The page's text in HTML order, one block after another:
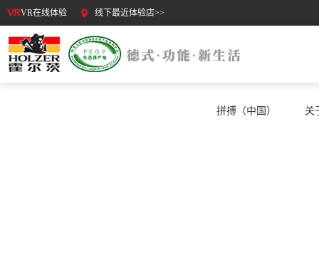
VR在线体验 线下最近体验店>>
拼搏（中国） 关